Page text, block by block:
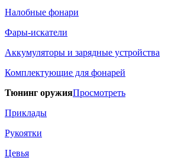
Налобные фонари
Фары-искатели
Аккумуляторы и зарядные устройства
Комплектующие для фонарей
Тюнинг оружияПросмотреть
Приклады
Рукоятки
Цевья